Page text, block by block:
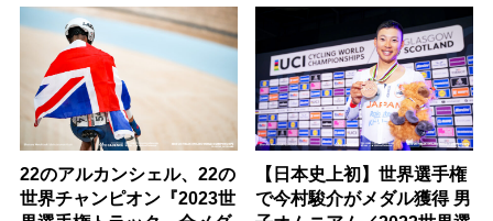
22のアルカンシェル、22の
世界チャンピオン『2023世
【日本史上初】世界選手権
で今村駿介がメダル獲得 男